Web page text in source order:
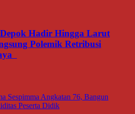
Hadir Hingga Larut
Polemik Retribusi